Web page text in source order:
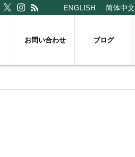
ENGLISH 简体中文
お問い合わせ ブログ